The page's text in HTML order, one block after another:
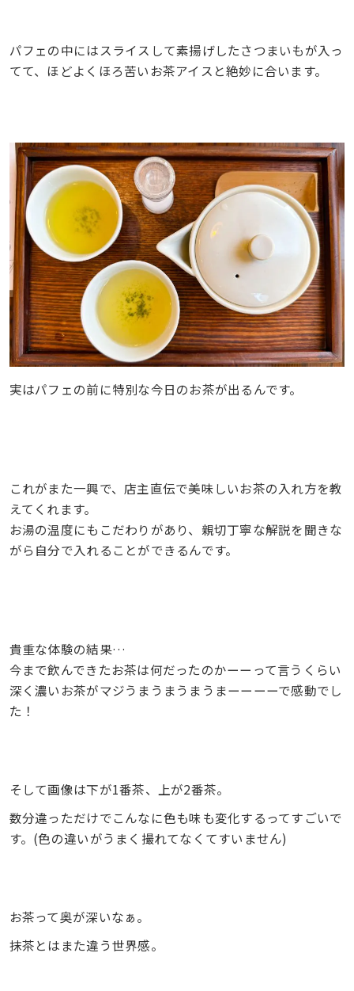
パフェの中にはスライスして素揚げしたさつまいもが入っ
てて、ほどよくほろ苦いお茶アイスと絶妙に合います。
実はパフェの前に特別な今日のお茶が出るんです。
これがまた一興で、店主直伝で美味しいお茶の入れ方を教
えてくれます。
お湯の温度にもこだわりがあり、親切丁寧な解説を聞きな
がら自分で入れることができるんです。
貴重な体験の結果…
今まで飲んできたお茶は何だったのかーーって言うくらい
深く濃いお茶がマジうまうまうまうまーーーーで感動でし
た！
そして画像は下が1番茶、上が2番茶。
数分違っただけでこんなに色も味も変化するってすごいで
す。(色の違いがうまく撮れてなくてすいません)
お茶って奥が深いなぁ。
抹茶とはまた違う世界感。